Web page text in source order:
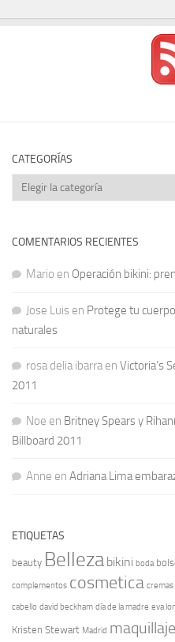
CATEGORÍAS
Categorías
COMENTARIOS RECIENTES
Mario en Operación bikini:
Jose Luis en Protege tu
naturales
rosa delia ibarraen Victoria’s
2011
Noe en Britney Spears y
Billboard 2011
Anne en Adriana Lima
ETIQUETAS
beauty Belleza bikini boda
complementos cosmetica cremas
cabello david beckham día de la madre eva
Kristen Stewart Madrid maquillaje